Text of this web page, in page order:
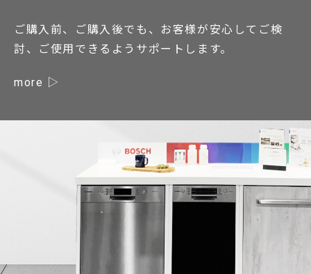
ご購入前、ご購入後でも、お客様が安心してご検
討、ご使用できるようサポートします。
more